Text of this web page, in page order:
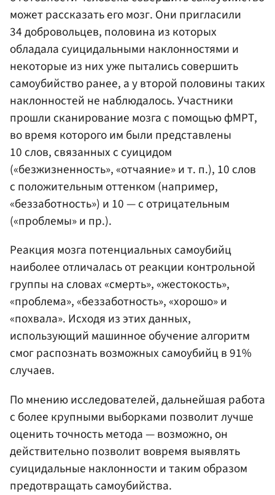
может рассказать его мозг. Они пригласили
34 добровольцев, половина из которых
обладала суицидальными наклонностями и
некоторые из них уже пытались совершить
самоубийство ранее, а у второй половины таких
наклонностей не наблюдалось. Участники
прошли сканирование мозга с помощью фМРТ,
во время которого им были представлены
10 слов, связанных с суицидом
(«безжизненность», «отчаяние» и т. п.), 10 слов
с положительным оттенком (например,
«беззаботность») и 10 — с отрицательным
(«проблемы» и пр.).
Реакция мозга потенциальных самоубийц
наиболее отличалась от реакции контрольной
группы на словах «смерть», «жестокость»,
«проблема», «беззаботность», «хорошо» и
«похвала». Исходя из этих данных,
использующий машинное обучение алгоритм
смог распознать возможных самоубийц в 91%
случаев.
По мнению исследователей, дальнейшая работа
с более крупными выборками позволит лучше
оценить точность метода — возможно, он
действительно позволит вовремя выявлять
суицидальные наклонности и таким образом
предотвращать самоубийства.